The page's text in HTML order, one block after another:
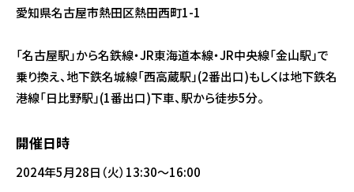
愛知県名古屋市熱田区熱田西町1-1
「名古屋駅」から名鉄線・JR東海道本線・JR中央線「金山駅」で
乗り換え、地下鉄名城線「西高蔵駅」(2番出口)もしくは地下鉄名
港線「日比野駅」(1番出口)下車、駅から徒歩5分。
開催日時
2024年5月28日（火）13:30～16:00